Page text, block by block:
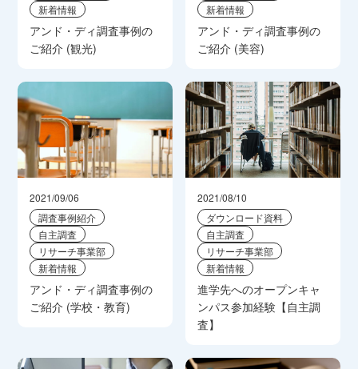
新着情報
アンド・ディ調査事例の
ご紹介 (観光)
新着情報
アンド・ディ調査事例の
ご紹介 (美容)
2021/09/06
調査事例紹介
自主調査
リサーチ事業部
新着情報
アンド・ディ調査事例の
ご紹介 (学校・教育)
2021/08/10
ダウンロード資料
自主調査
リサーチ事業部
新着情報
進学先へのオープンキャ
ンパス参加経験【自主調
査】